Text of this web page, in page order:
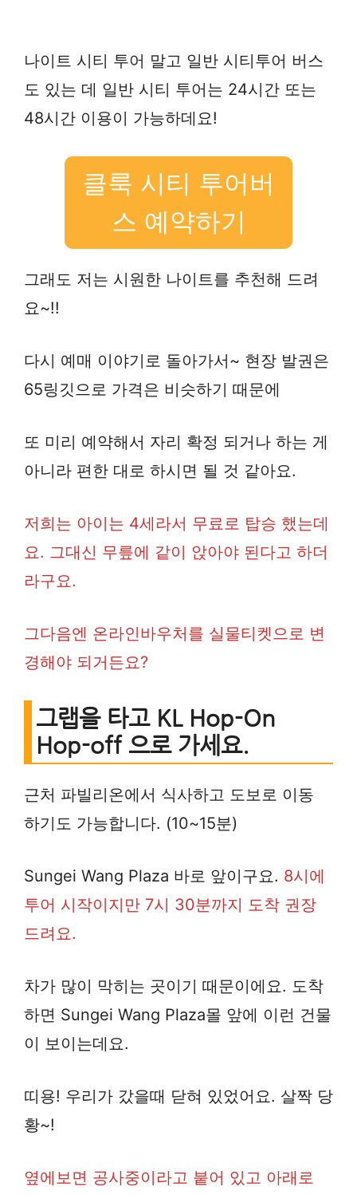
나이트 시티 투어 말고 일반 시티투어 버스
도 있는 데 일반 시티 투어는 24시간 또는
48시간 이용이 가능하데요!
클룩 시티 투어버
스 예약하기
그래도 저는 시원한 나이트를 추천해 드려
요~!!
다시 예매 이야기로 돌아가서~ 현장 발권은
65링깃으로 가격은 비슷하기 때문에
또 미리 예약해서 자리 확정 되거나 하는 게
아니라 편한 대로 하시면 될 것 같아요.
저희는 아이는 4세라서 무료로 탑승 했는데
요. 그대신 무릎에 같이 앉아야 된다고 하더
라구요.
그다음엔 온라인바우처를 실물티켓으로 변
경해야 되거든요?
그랩을 타고 KL Hop-On
Hop-off 으로 가세요.
근처 파빌리온에서 식사하고 도보로 이동
하기도 가능합니다. (10~15분)
Sungei Wang Plaza 바로 앞이구요. 8시에
투어 시작이지만 7시 30분까지 도착 권장
드려요.
차가 많이 막히는 곳이기 때문이에요. 도착
하면 Sungei Wang Plaza몰 앞에 이런 건물
이 보이는데요.
띠용! 우리가 갔을때 닫혀 있었어요. 살짝 당
황~!
옆에보면 공사중이라고 붙어 있고 아래로